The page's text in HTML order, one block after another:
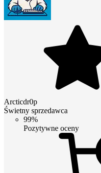
Arcticdr0p
Świetny sprzedawca
99%
Pozytywne oceny